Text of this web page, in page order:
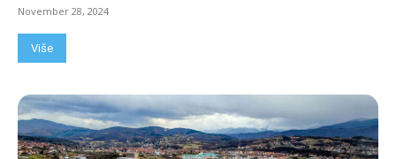
November 28, 2024
Više